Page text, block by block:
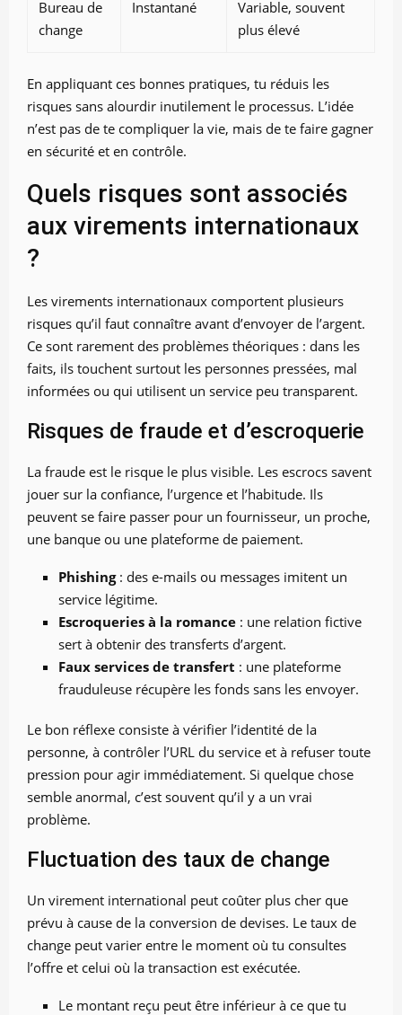
Bureau de
change
Instantané
Variable, souvent
plus élevé
En appliquant ces bonnes pratiques, tu réduis les
risques sans alourdir inutilement le processus. L’idée
n’est pas de te compliquer la vie, mais de te faire gagner
en sécurité et en contrôle.
Quels risques sont associés
aux virements internationaux
?
Les virements internationaux comportent plusieurs
risques qu’il faut connaître avant d’envoyer de l’argent.
Ce sont rarement des problèmes théoriques : dans les
faits, ils touchent surtout les personnes pressées, mal
informées ou qui utilisent un service peu transparent.
Risques de fraude et d’escroquerie
La fraude est le risque le plus visible. Les escrocs savent
jouer sur la confiance, l’urgence et l’habitude. Ils
peuvent se faire passer pour un fournisseur, un proche,
une banque ou une plateforme de paiement.
Phishing: des e-mails ou messages imitent un
service légitime.
Escroqueries à la romance : une relation fictive
sert à obtenir des transferts d’argent.
Faux services de transfert : une plateforme
frauduleuse récupère les fonds sans les envoyer.
Le bon réflexe consiste à vérifier l’identité de la
personne, à contrôler l’URL du service et à refuser toute
pression pour agir immédiatement. Si quelque chose
semble anormal, c’est souvent qu’il y a un vrai
problème.
Fluctuation des taux de change
Un virement international peut coûter plus cher que
prévu à cause de la conversion de devises. Le taux de
change peut varier entre le moment où tu consultes
l’offre et celui où la transaction est exécutée.
Le montant reçu peut être inférieur à ce que tu